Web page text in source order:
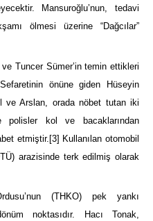
Mansuroğlu’nun, tedavi
ölmesi üzerine “Dağcılar”
Tuncer Sümer’in temin ettikleri
önüne giden Hüseyin
ve Arslan, orada nöbet tutan iki
polisler kol ve bacaklarından
etmiştir. [3] Kullanılan otomobil
arazisinde terk edilmiş olarak
(THKO) pek yankı
noktasıdır. Hacı Tonak,